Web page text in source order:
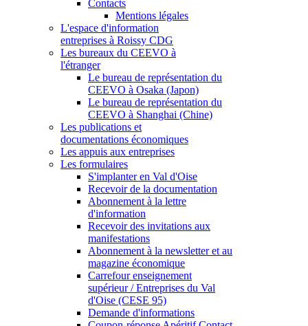
Contacts
Mentions légales
L'espace d'information
entreprises à Roissy CDG
Les bureaux du CEEVO à
l'étranger
Le bureau de représentation du
CEEVO à Osaka (Japon)
Le bureau de représentation du
CEEVO à Shanghai (Chine)
Les publications et
documentations économiques
Les appuis aux entreprises
Les formulaires
S'implanter en Val d'Oise
Recevoir de la documentation
Abonnement à la lettre
d'information
Recevoir des invitations aux
manifestations
Abonnement à la newsletter et au
magazine économique
Carrefour enseignement
supérieur / Entreprises du Val
d'Oise (CESE 95)
Demande d'informations